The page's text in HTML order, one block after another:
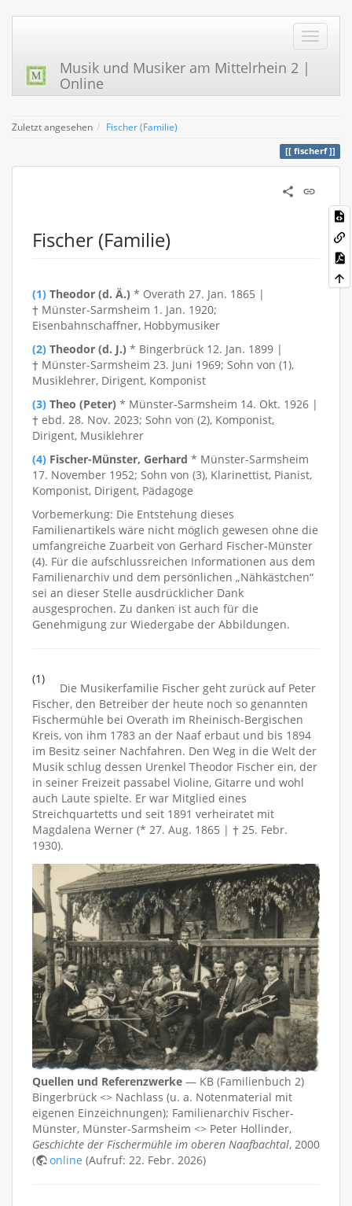
Musik und Musiker am Mittelrhein 2 |
Online
Zuletzt angesehen Fischer (Familie)
fischerf
Fischer (Familie)
(1) Theodor (d. Ä.) * Overath 27. Jan. 1865 |
† Münster-Sarmsheim 1. Jan. 1920;
Eisenbahnschaffner, Hobbymusiker
(2) Theodor (d. J.) * Bingerbrück 12. Jan. 1899 |
† Münster-Sarmsheim 23. Juni 1969; Sohn von (1),
Musiklehrer, Dirigent, Komponist
(3) Theo (Peter) * Münster-Sarmsheim 14. Okt. 1926 |
† ebd. 28. Nov. 2023; Sohn von (2), Komponist,
Dirigent, Musiklehrer
(4) Fischer-Münster, Gerhard * Münster-Sarmsheim
17. November 1952; Sohn von (3), Klarinettist, Pianist,
Komponist, Dirigent, Pädagoge
Vorbemerkung: Die Entstehung dieses
Familienartikels wäre nicht möglich gewesen ohne die
umfangreiche Zuarbeit von Gerhard Fischer-Münster
(4). Für die aufschlussreichen Informationen aus dem
Familienarchiv und dem persönlichen „Nähkästchen“
sei an dieser Stelle ausdrücklicher Dank
ausgesprochen. Zu danken ist auch für die
Genehmigung zur Wiedergabe der Abbildungen.
(1)
Die Musikerfamilie Fischer geht zurück auf Peter
Fischer, den Betreiber der heute noch so genannten
Fischermühle bei Overath im Rheinisch-Bergischen
Kreis, von ihm 1783 an der Naaf erbaut und bis 1894
im Besitz seiner Nachfahren. Den Weg in die Welt der
Musik schlug dessen Urenkel Theodor Fischer ein, der
in seiner Freizeit passabel Violine, Gitarre und wohl
auch Laute spielte. Er war Mitglied eines
Streichquartetts und seit 1891 verheiratet mit
Magdalena Werner (* 27. Aug. 1865 | † 25. Febr.
1930).
Quellen und Referenzwerke — KB (Familienbuch 2)
Bingerbrück <> Nachlass (u. a. Notenmaterial mit
eigenen Einzeichnungen); Familienarchiv Fischer-
Münster, Münster-Sarmsheim <> Peter Hollinder,
Geschichte der Fischermühle im oberen Naafbachtal, 2000
(
online (Aufruf: 22. Febr. 2026)